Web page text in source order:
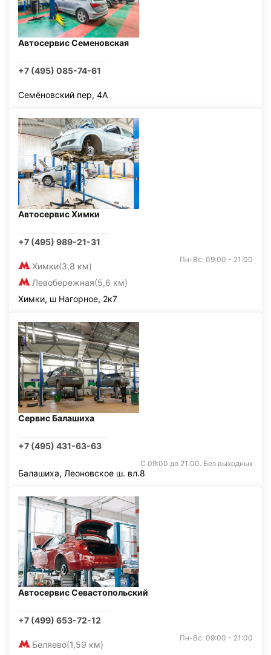
Автосервис Семеновская
+7 (495) 085-74-61
Семёновский пер, 4А
Автосервис Химки
+7 (495) 989-21-31
Химки(3,8 км)
Левобережная(5,6 км)
Пн-Вс: 09:00 - 21:00
Химки, ш Нагорное, 2к7
Сервис Балашиха
+7 (495) 431-63-63
С 09:00 до 21:00. Без выходных
Балашиха, Леоновское ш. вл.8
Автосервис Севастопольский
+7 (499) 653-72-12
Беляево(1,59 км)
Пн-Вс: 09:00 - 21:00